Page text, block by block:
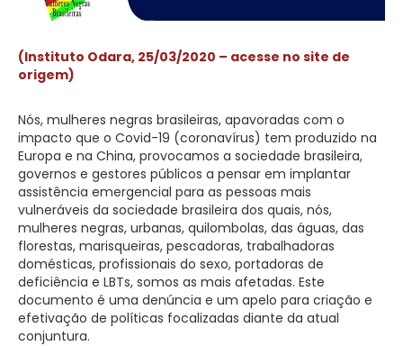
(Instituto Odara, 25/03/2020 – acesse no site de
origem)
Nós, mulheres negras brasileiras, apavoradas com o
impacto que o Covid-19 (coronavírus) tem produzido na
Europa e na China, provocamos a sociedade brasileira,
governos e gestores públicos a pensar em implantar
assistência emergencial para as pessoas mais
vulneráveis da sociedade brasileira dos quais, nós,
mulheres negras, urbanas, quilombolas, das águas, das
florestas, marisqueiras, pescadoras, trabalhadoras
domésticas, profissionais do sexo, portadoras de
deficiência e LBTs, somos as mais afetadas. Este
documento é uma denúncia e um apelo para criação e
efetivação de políticas focalizadas diante da atual
conjuntura.